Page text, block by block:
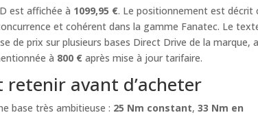
est affichée à 1099,95 €. Le positionnement est décrit
et cohérent dans la gamme Fanatec. Le
de prix sur plusieurs bases Direct Drive de la marque,
à 800 €après mise à jour tarifaire.
retenir avant d’acheter
base très ambitieuse : 25 Nm constant, 33 Nm en